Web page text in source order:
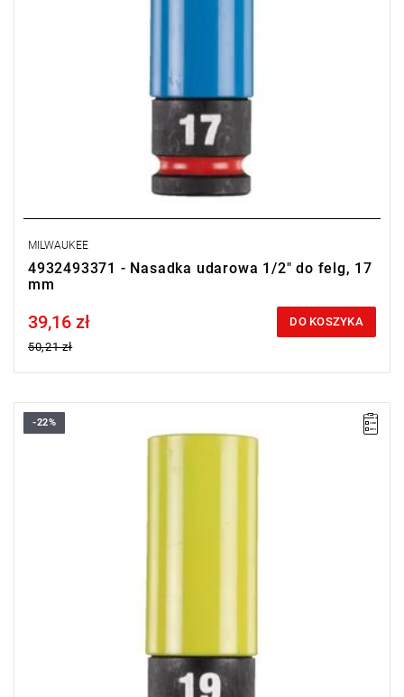
MILWAUKEE
4932493371 - Nasadka udarowa 1/2" do felg, 17
mm
Price tax included
39,16 zł
50,21 zł
DO KOSZYKA
-22%